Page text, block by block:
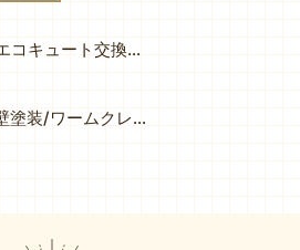
つくば市 O様邸 エコキュート交換工事
古河市 A様邸 外壁塗装/ワームクレイ×ボタニック